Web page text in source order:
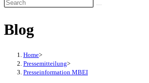
Blog
Home>
Pressemitteilung>
Presseinformation MBEI